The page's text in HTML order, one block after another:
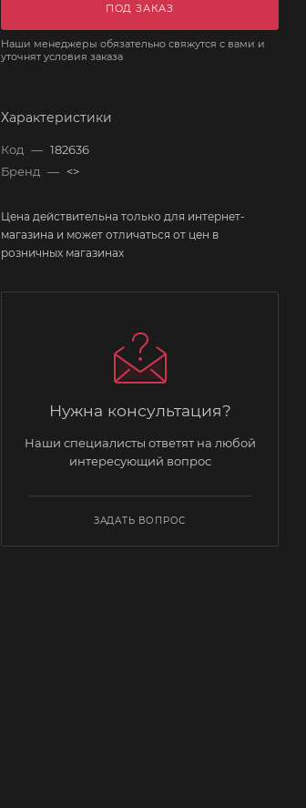
ПОД ЗАКАЗ
Наши менеджеры обязательно свяжутся с вами и
уточнят условия заказа
Характеристики
Код — 182636
Бренд — <>
Цена действительна только для интернет-
магазина и может отличаться от цен в
розничных магазинах
Нужна консультация?
Наши специалисты ответят на любой
интересующий вопрос
ЗАДАТЬ ВОПРОС